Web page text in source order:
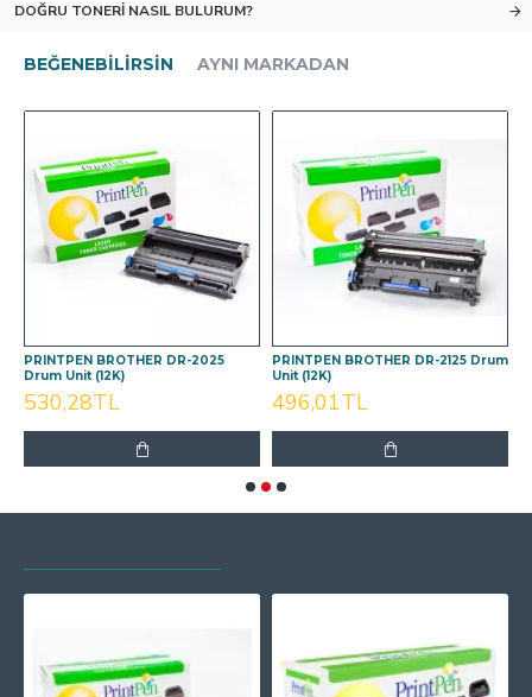
DOĞRU TONERI NASIL BULURUM?
BEĞENEBILIRSIN AYNI MARKADAN
PRINTPEN BROTHER DR-2025
Drum Unit (12K)
530,28TL
PRINTPEN BROTHER DR-2125 Drum
Unit (12K)
496,01TL